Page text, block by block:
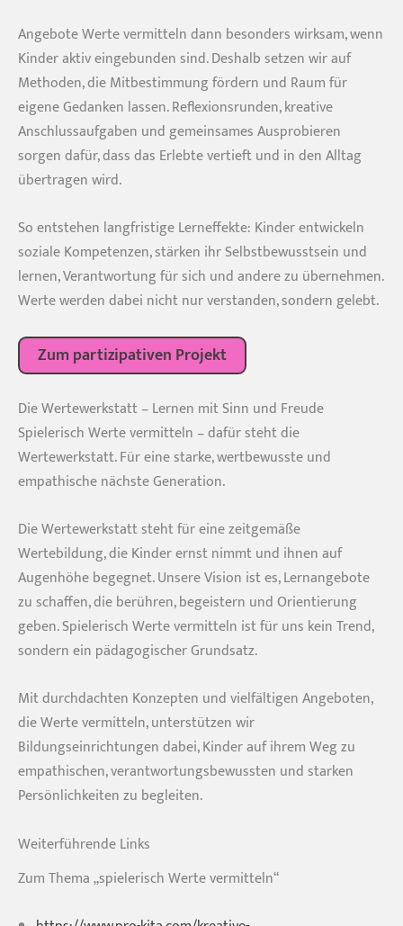
Angebote Werte vermitteln dann besonders wirksam, wenn
Kinder aktiv eingebunden sind. Deshalb setzen wir auf
Methoden, die Mitbestimmung fördern und Raum für
eigene Gedanken lassen. Reflexionsrunden, kreative
Anschlussaufgaben und gemeinsames Ausprobieren
sorgen dafür, dass das Erlebte vertieft und in den Alltag
übertragen wird.
So entstehen langfristige Lerneffekte: Kinder entwickeln
soziale Kompetenzen, stärken ihr Selbstbewusstsein und
lernen, Verantwortung für sich und andere zu übernehmen.
Werte werden dabei nicht nur verstanden, sondern gelebt.
Zum partizipativen Projekt
Die Wertewerkstatt – Lernen mit Sinn und Freude
Spielerisch Werte vermitteln – dafür steht die
Wertewerkstatt. Für eine starke, wertbewusste und
empathische nächste Generation.
Die Wertewerkstatt steht für eine zeitgemäße
Wertebildung, die Kinder ernst nimmt und ihnen auf
Augenhöhe begegnet. Unsere Vision ist es, Lernangebote
zu schaffen, die berühren, begeistern und Orientierung
geben. Spielerisch Werte vermitteln ist für uns kein Trend,
sondern ein pädagogischer Grundsatz.
Mit durchdachten Konzepten und vielfältigen Angeboten,
die Werte vermitteln, unterstützen wir
Bildungseinrichtungen dabei, Kinder auf ihrem Weg zu
empathischen, verantwortungsbewussten und starken
Persönlichkeiten zu begleiten.
Weiterführende Links
Zum Thema „spielerisch Werte vermitteln“